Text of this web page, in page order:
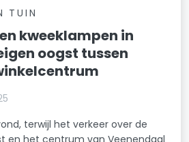
TUIN
kweeklampen in
oogst tussen
terwijl het verkeer over de